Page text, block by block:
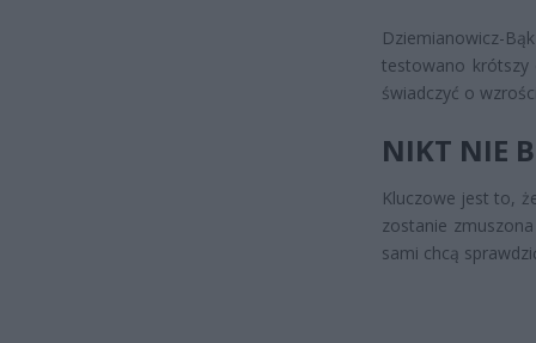
Dziemianowicz-
testowano krótszy
świadczyć o
NIKT NIE
Kluczowe jest to,
zostanie
sami chcą